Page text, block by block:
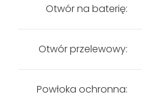
Otwór na baterię:
Otwór przelewowy:
Powłoka ochronna: